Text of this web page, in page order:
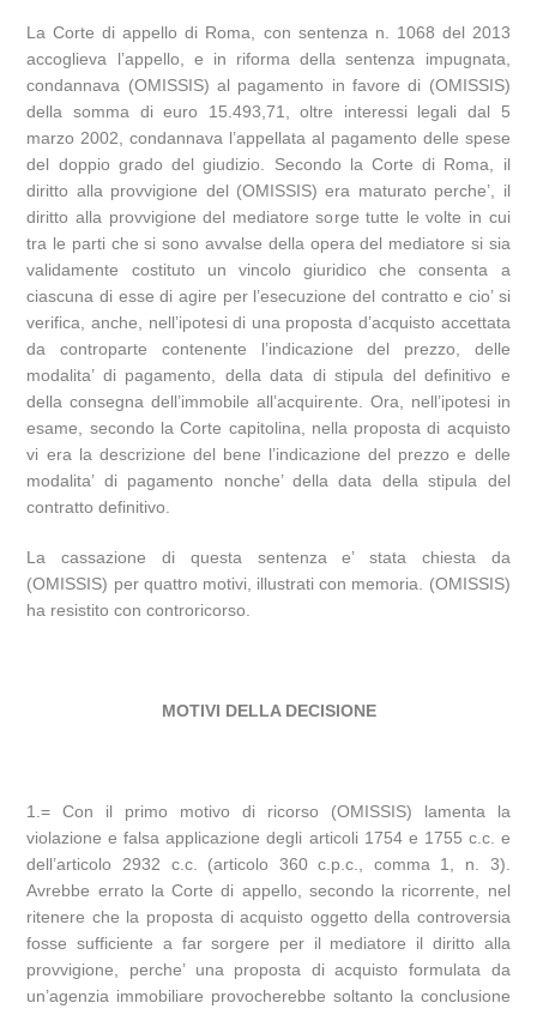
La Corte di appello di Roma, con sentenza n. 1068 del 2013
accoglieva l’appello, e in riforma della sentenza impugnata,
condannava (OMISSIS) al pagamento in favore di (OMISSIS)
della somma di euro 15.493,71, oltre interessi legali dal 5
marzo 2002, condannava l’appellata al pagamento delle spese
del doppio grado del giudizio. Secondo la Corte di Roma, il
diritto alla provvigione del (OMISSIS) era maturato perche’, il
diritto alla provvigione del mediatore sorge tutte le volte in cui
tra le parti che si sono avvalse della opera del mediatore si sia
validamente costituto un vincolo giuridico che consenta a
ciascuna di esse di agire per l’esecuzione del contratto e cio’ si
verifica, anche, nell’ipotesi di una proposta d’acquisto accettata
da controparte contenente l’indicazione del prezzo, delle
modalita’ di pagamento, della data di stipula del definitivo e
della consegna dell’immobile all’acquirente. Ora, nell’ipotesi in
esame, secondo la Corte capitolina, nella proposta di acquisto
vi era la descrizione del bene l’indicazione del prezzo e delle
modalita’ di pagamento nonche’ della data della stipula del
contratto definitivo.
La cassazione di questa sentenza e’ stata chiesta da
(OMISSIS) per quattro motivi, illustrati con memoria. (OMISSIS)
ha resistito con controricorso.
MOTIVI DELLA DECISIONE
1.= Con il primo motivo di ricorso (OMISSIS) lamenta la
violazione e falsa applicazione degli articoli 1754 e 1755 c.c. e
dell’articolo 2932 c.c. (articolo 360 c.p.c., comma 1, n. 3).
Avrebbe errato la Corte di appello, secondo la ricorrente, nel
ritenere che la proposta di acquisto oggetto della controversia
fosse sufficiente a far sorgere per il mediatore il diritto alla
provvigione, perche’ una proposta di acquisto formulata da
un’agenzia immobiliare provocherebbe soltanto la conclusione